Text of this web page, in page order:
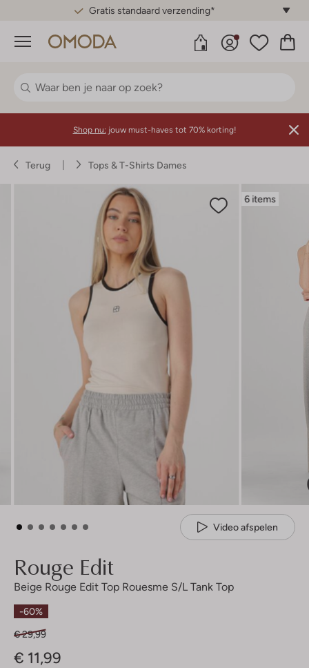
Gratis standaard verzending*
Menu
Shop nu: jouw must-haves tot 70% korting!
Terug Tops & T-Shirts Dames
6 items
Video afspelen
Rouge Edit
Beige Rouge Edit Top Rouesme S/l Tank Top
-60%
€ 29,99
€ 11,99